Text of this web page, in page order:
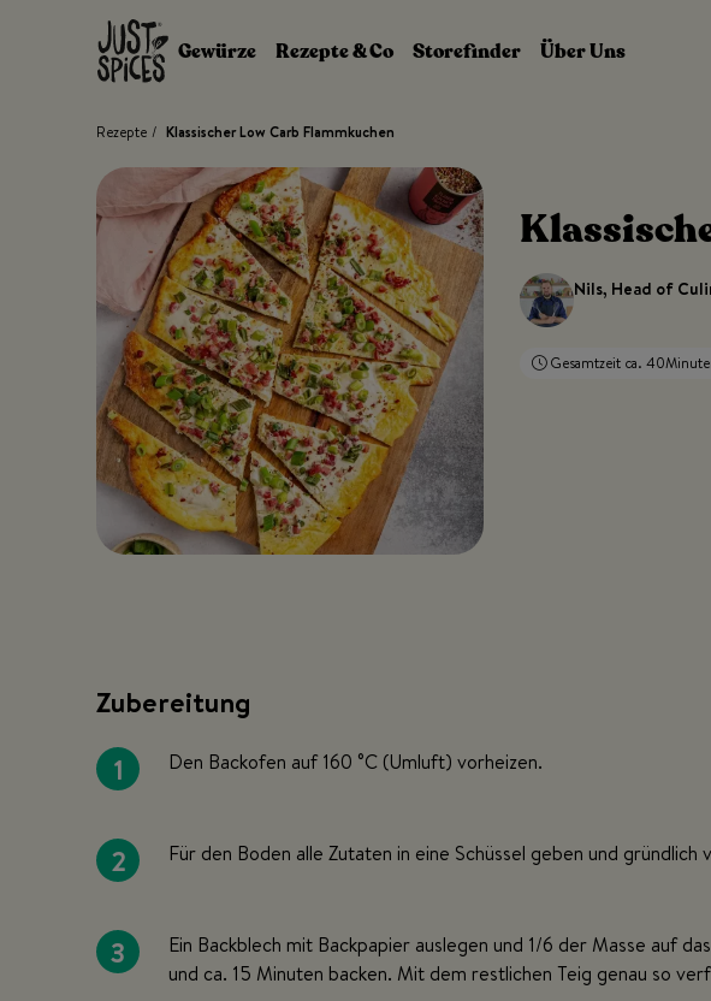
Zum Inhalt springen
Gewürze
Rezepte & Co Storefinder Über Uns
Rezepte / Klassischer Low Carb Flammkuchen
Nils, Head of
Gesamtzeit ca.
Zubereitung
1
Den Backofen auf 160 °C (Umluft) vorheizen.
2 Für den Boden alle Zutaten in eine Schüssel geben und gründlich
3
Ein Backblech mit Backpapier auslegen und 1/6 der Masse auf
und ca. 15 Minuten backen. Mit dem restlichen Teig genau so